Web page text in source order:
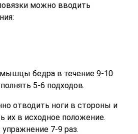
можно вводить
мышцы бедра в течение 9-10
5-6 подходов.
отводить ноги в стороны и
их в исходное положение.
7-9 раз.